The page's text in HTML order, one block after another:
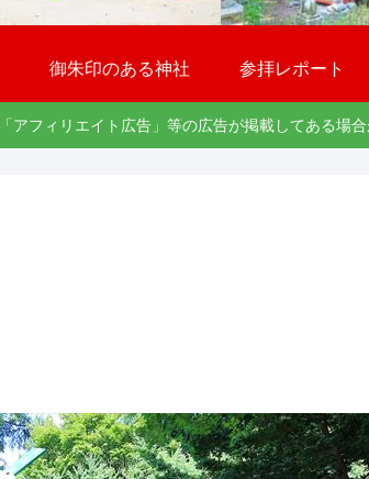
御朱印のある神社 参拝レポート
「アフィリエイト広告」等の広告が掲載してある場